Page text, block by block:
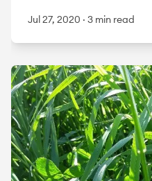
Jul 27, 2020 · 3 min read